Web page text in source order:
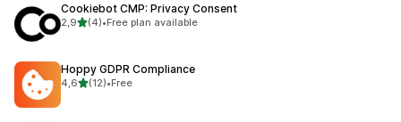
Cookiebot CMP: Privacy Consent
2,9na 5 gwiazdek
(4)
Łączna liczba recenzji: 4
•Free plan available
Hoppy GDPR Compliance
4,6na 5 gwiazdek
(12)
Łączna liczba recenzji: 12
•Free